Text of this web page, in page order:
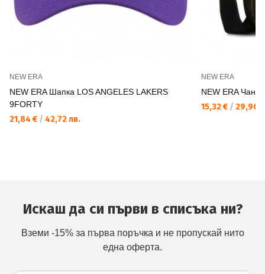
NEW ERA
NEW ERA Шапка LOS ANGELES LAKERS
9FORTY
21,84 € / 42,72 лв.
NEW ERA
NEW ERA
15,32 € / 29,96
Искаш да си първи в списъка ни?
Вземи -15% за първа поръчка и не пропускай нито
една оферта.